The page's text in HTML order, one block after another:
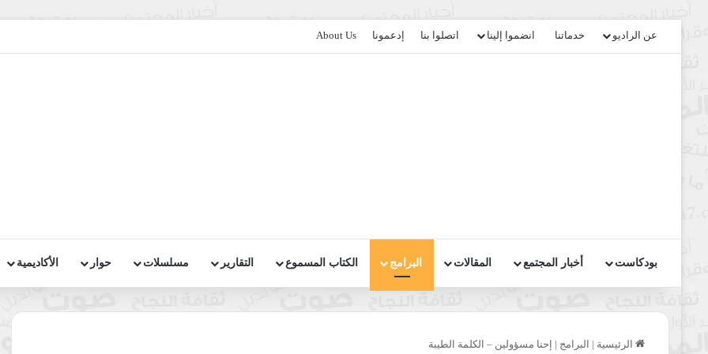
عن الراديو خدماتنا انضموا إلينا اتصلوا بنا إدعمونا About Us
بودكاست أخبار المجتمع المقالات البرامج الكتاب المسموع التقارير مسلسلات حوار الأكاديمية
الرئيسية | البرامج | إحنا مسؤولين – الكلمة الطيبة